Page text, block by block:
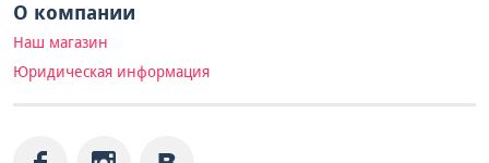
О компании
Наш магазин
Юридическая информация